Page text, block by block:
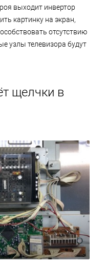
выходит инвертор
картинку на экран,
отсутствию
узлы телевизора будут
щелчки в